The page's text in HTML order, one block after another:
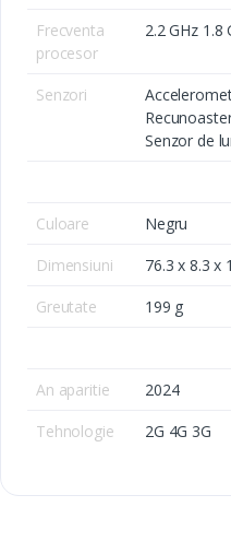
Frecventa
procesor
2.2 GHz 1.8
Senzori
Senzor de
Culoare
Negru
Dimensiuni
76.3 x 8.3 x
Greutate
199 g
An aparitie
2024
Tehnologie
2G 4G 3G